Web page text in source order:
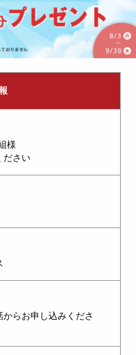
様
ださい
らお申し込みくださ